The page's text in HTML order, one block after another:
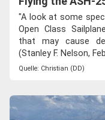
"A look at some
Open Class
that may cause
(Stanley F. Nelson,
Quelle: Christian (DD)